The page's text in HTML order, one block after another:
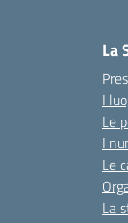
La
I
Le
I
Le
La